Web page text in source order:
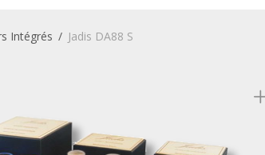
Intégrés / Jadis DA88 S